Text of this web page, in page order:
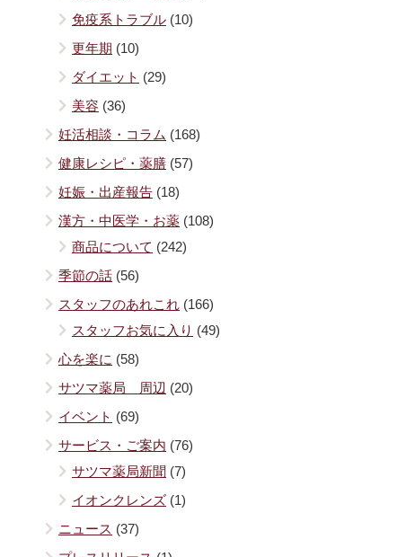
免疫系トラブル (10)
更年期 (10)
ダイエット (29)
美容 (36)
妊活相談・コラム (168)
健康レシピ・薬膳 (57)
妊娠・出産報告 (18)
漢方・中医学・お薬 (108)
商品について (242)
季節の話 (56)
スタッフのあれこれ (166)
スタッフお気に入り (49)
心を楽に (58)
サツマ薬局 周辺 (20)
イベント (69)
サービス・ご案内 (76)
サツマ薬局新聞 (7)
イオンクレンズ (1)
ニュース (37)